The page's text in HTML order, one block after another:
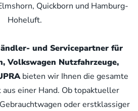
Quickborn und Hamburg-
Hoheluft.
und Servicepartner für
Volkswagen Nutzfahrzeuge,
bieten wir Ihnen die gesamte
einer Hand. Ob topaktueller
oder erstklassiger